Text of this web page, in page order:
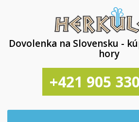
Dovolenka na Slovensku -
hory
+421 905